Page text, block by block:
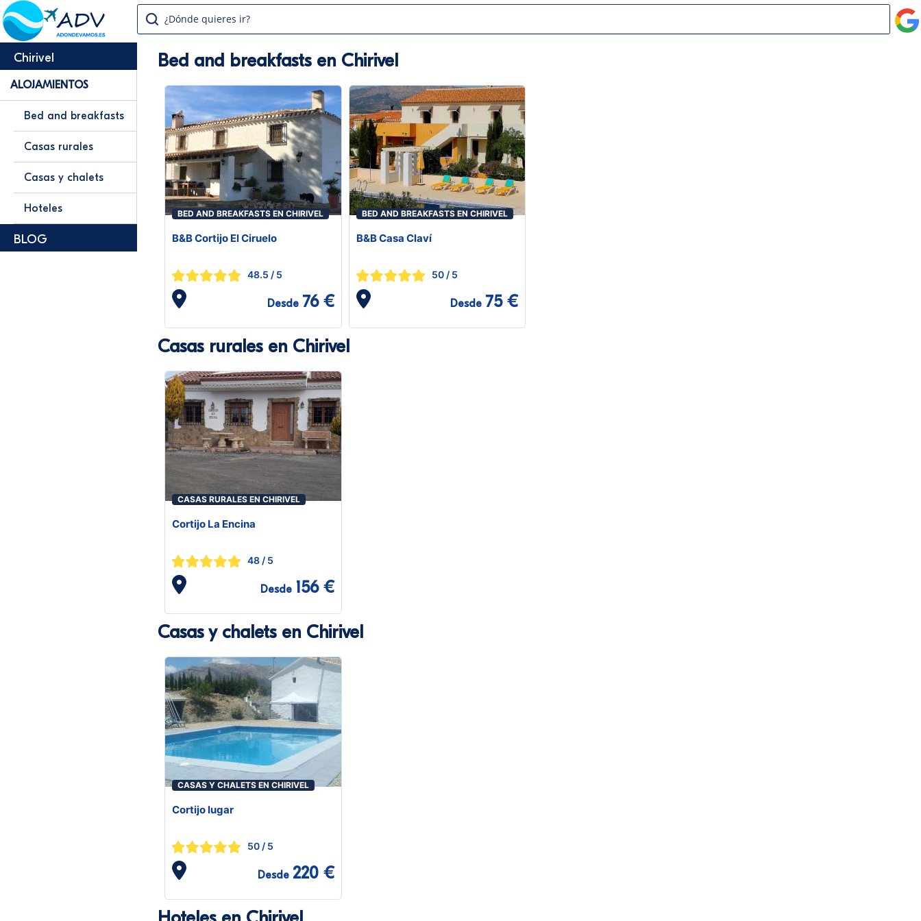
¿Dónde quieres ir?
Chirivel
ALOJAMIENTOS
Bed and breakfasts
Casas rurales
Casas y chalets
Hoteles
BLOG
Bed and breakfasts en Chirivel
BED AND BREAKFASTS EN CHIRIVEL
B&B Cortijo El Ciruelo
48.5 / 5
Desde 76 €
BED AND BREAKFASTS EN CHIRIVEL
B&B Casa Claví
50/ 5
Desde 75 €
Casas rurales en Chirivel
CASAS RURALES EN CHIRIVEL
Cortijo La Encina
48 / 5
Desde 156 €
Casas y chalets en Chirivel
CASAS Y CHALETS EN CHIRIVEL
Cortijo lugar
50 / 5
Desde 220 €